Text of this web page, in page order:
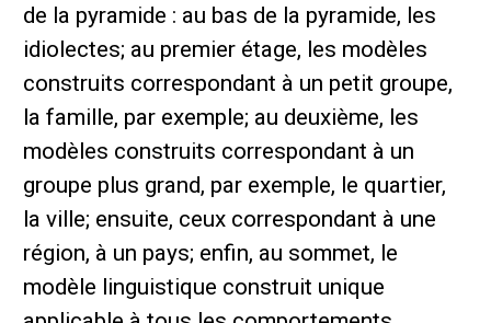
de la pyramide : au bas de la pyramide, les
idiolectes; au premier étage, les modèles
construits correspondant à un petit groupe,
la famille, par exemple; au deuxième, les
modèles construits correspondant à un
groupe plus grand, par exemple, le quartier,
la ville; ensuite, ceux correspondant à une
région, à un pays; enfin, au sommet, le
modèle linguistique construit unique